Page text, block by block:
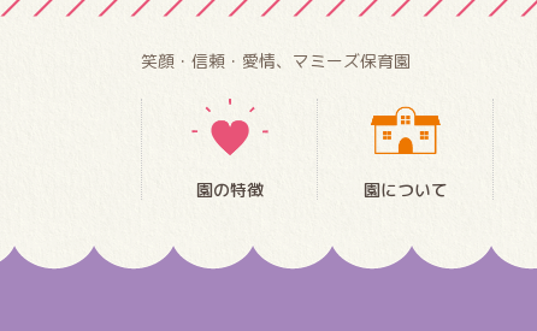
笑顔・信頼・愛情、マミーズ保育園
園の特徴 園について